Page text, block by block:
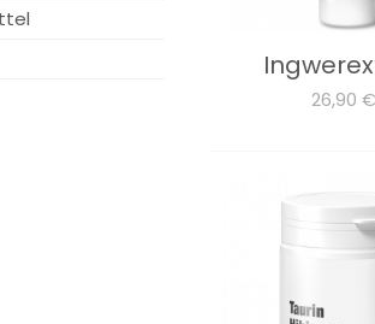
26,90 €